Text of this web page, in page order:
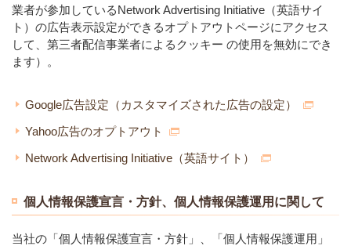
業者が参加しているNetwork Advertising Initiative（英語サイ
ト）の広告表示設定ができるオプトアウトページにアクセス
して、第三者配信事業者によるクッキー の使用を無効にでき
ます）。
Google広告設定（カスタマイズされた広告の設定）
Yahoo広告のオプトアウト
Network Advertising Initiative（英語サイト）
個人情報保護宣言・方針、個人情報保護運用に関して
当社の「個人情報保護宣言・方針」、「個人情報保護運用」